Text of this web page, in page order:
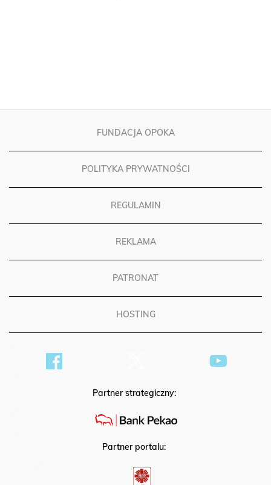
FUNDACJA OPOKA
POLITYKA PRYWATNOŚCI
REGULAMIN
REKLAMA
PATRONAT
HOSTING
Partner strategiczny:
Partner portalu: